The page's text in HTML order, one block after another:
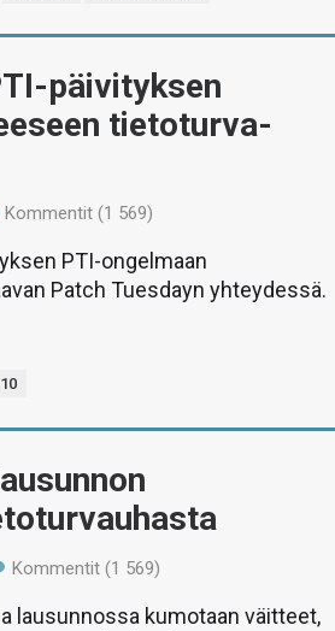
päivityksen
tietoturva-
Kommentit (1 569)
PTI-ongelmaan
Patch Tuesdayn yhteydessä.
Kommentit (1 569)
lausunnossa kumotaan väitteet,